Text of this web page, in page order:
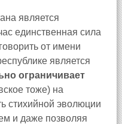
является
единственная сила
от имени
является
ограничивает
тоже) на
стихийной эволюции
и даже позволяя